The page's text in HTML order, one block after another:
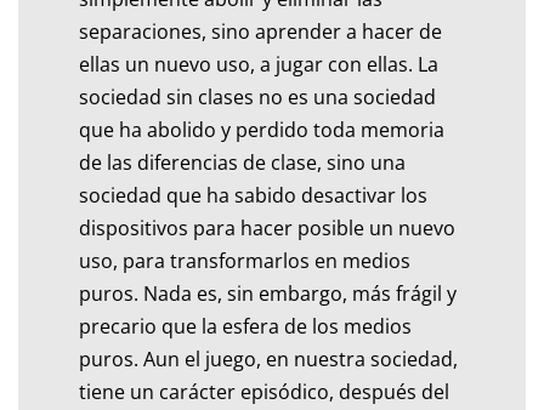
separaciones, sino aprender a hacer de
ellas un nuevo uso, a jugar con ellas. La
sociedad sin clases no es una sociedad
que ha abolido y perdido toda memoria
de las diferencias de clase, sino una
sociedad que ha sabido desactivar los
dispositivos para hacer posible un nuevo
uso, para transformarlos en medios
puros. Nada es, sin embargo, más frágil y
precario que la esfera de los medios
puros. Aun el juego, en nuestra sociedad,
tiene un carácter episódico, después del